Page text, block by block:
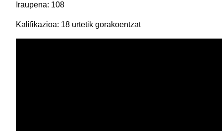
Iraupena: 108
Kalifikazioa: 18 urtetik gorakoentzat